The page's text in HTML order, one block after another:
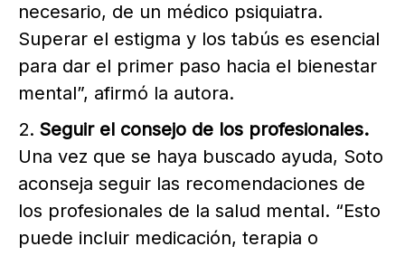
necesario, de un médico psiquiatra.
Superar el estigma y los tabús es esencial
para dar el primer paso hacia el bienestar
mental”, afirmó la autora.
Seguir el consejo de los profesionales.
Una vez que se haya buscado ayuda, Soto
aconseja seguir las recomendaciones de
los profesionales de la salud mental. “Esto
puede incluir medicación, terapia o